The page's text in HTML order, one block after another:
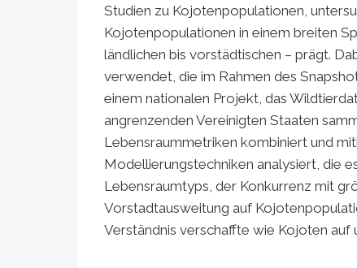
Studien zu Kojotenpopulationen,
Kojotenpopulationen in einem breiten
ländlichen bis vorstädtischen – prägt.
verwendet, die im Rahmen des
einem nationalen Projekt, das
angrenzenden Vereinigten Staaten
Lebensraummetriken kombiniert und
Modellierungstechniken analysiert, die
Lebensraumtyps, der Konkurrenz mit
Vorstadtausweitung auf
Verständnis verschaffte wie Kojoten